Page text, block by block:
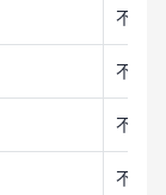
不支
不支
不支
不支